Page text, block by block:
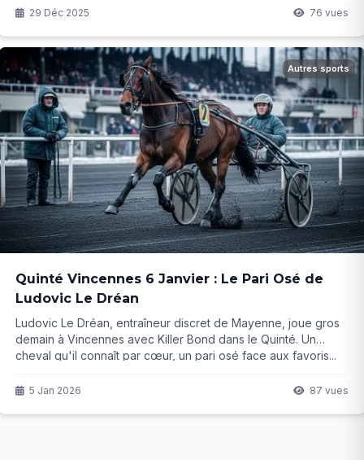
surtout, est-ce le début d'une dynastie parisienne ?
29 Déc 2025 76 vues
Autres sports
Quinté Vincennes 6 Janvier : Le Pari Osé de
Ludovic Le Dréan
Ludovic Le Dréan, entraîneur discret de Mayenne, joue gros
demain à Vincennes avec Killer Bond dans le Quinté. Un
cheval qu'il connaît par cœur, un pari osé face aux favoris...
5 Jan 2026 87 vues